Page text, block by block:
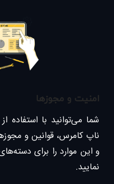
امنیت و مجوزها
شما می‌توانید با استفاده
ناپ کامرس، قوانین و
و این موارد را برای
نمایید.